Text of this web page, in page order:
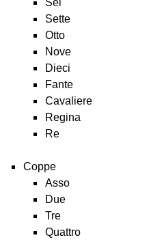
Sei
Sette
Otto
Nove
Dieci
Fante
Cavaliere
Regina
Re
Coppe
Asso
Due
Tre
Quattro